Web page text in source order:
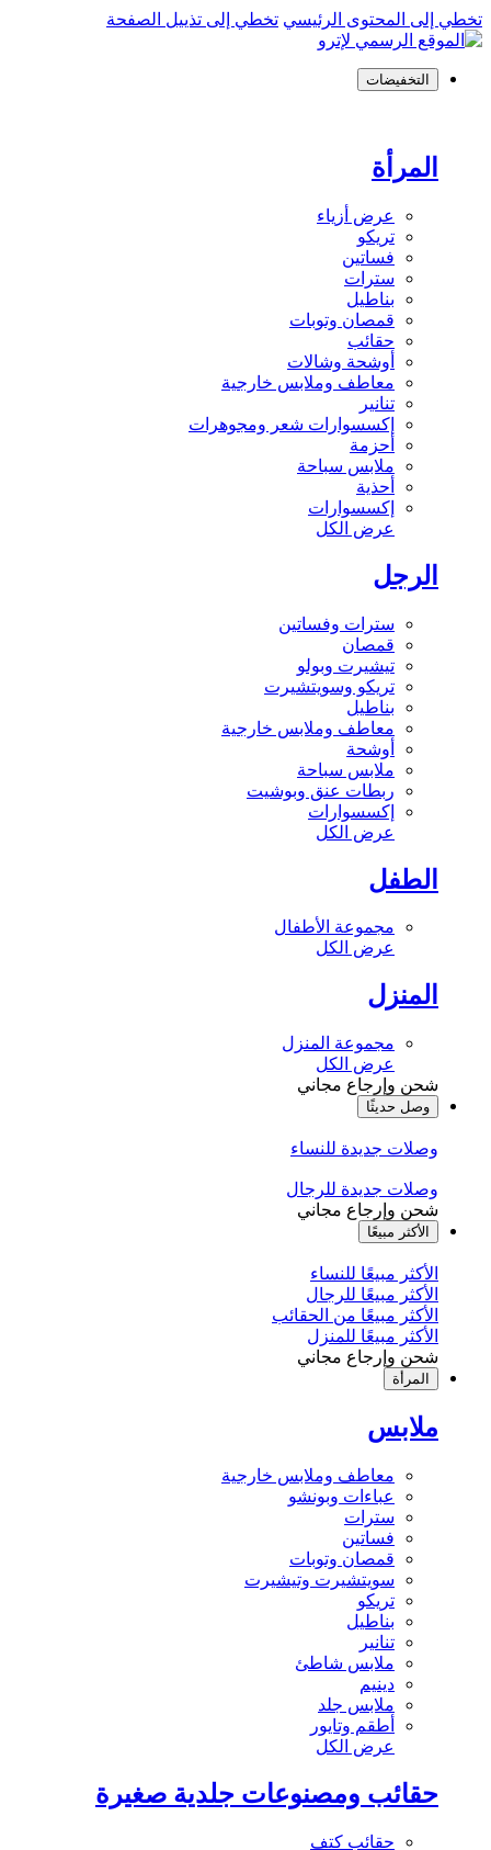
تخطي إلى المحتوى الرئيسي تخطي إلى تذييل الصفحة
التخفيضات
المرأة
عرض أزياء
تريكو
فساتين
سترات
بناطيل
قمصان وتوبات
حقائب
أوشحة وشالات
معاطف وملابس خارجية
تنانير
إكسسوارات شعر ومجوهرات
أحزمة
ملابس سباحة
أحذية
إكسسوارات
عرض الكل
الرجل
سترات وفساتين
قمصان
تيشيرت وبولو
تريكو وسويتشيرت
بناطيل
معاطف وملابس خارجية
أوشحة
ملابس سباحة
ربطات عنق وبوشيت
إكسسوارات
عرض الكل
الطفل
مجموعة الأطفال
عرض الكل
المنزل
مجموعة المنزل
عرض الكل
شحن وإرجاع مجاني
وصل حديثًا
وصلات جديدة للنساء
وصلات جديدة للرجال
شحن وإرجاع مجاني
الأكثر مبيعًا
الأكثر مبيعًا للنساء
الأكثر مبيعًا للرجال
الأكثر مبيعًا من الحقائب
الأكثر مبيعًا للمنزل
شحن وإرجاع مجاني
المرأة
ملابس
معاطف وملابس خارجية
عباءات وبونشو
سترات
فساتين
قمصان وتوبات
سويتشيرت وتيشيرت
تريكو
بناطيل
تنانير
ملابس شاطئ
دينيم
ملابس جلد
أطقم وتايور
عرض الكل
حقائب ومصنوعات جلدية صغيرة
حقائب كتف